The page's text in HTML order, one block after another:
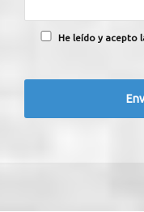
He leído y acepto